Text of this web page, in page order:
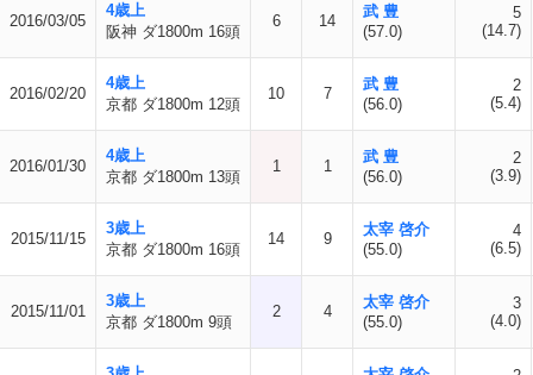
2016/03/05
4歳上
阪神 ダ1800m 16頭
6 14
武 豊
(57.0)
5
(14.7)
2016/02/20
4歳上
京都 ダ1800m 12頭
10 7
武 豊
(56.0)
2
(5.4)
2016/01/30
4歳上
京都 ダ1800m 13頭
1 1
武 豊
(56.0)
2
(3.9)
2015/11/15
3歳上
京都 ダ1800m 16頭
14 9
太宰 啓介
(55.0)
4
(6.5)
2015/11/01
3歳上
京都 ダ1800m 9頭
2 4
太宰 啓介
(55.0)
3
(4.0)